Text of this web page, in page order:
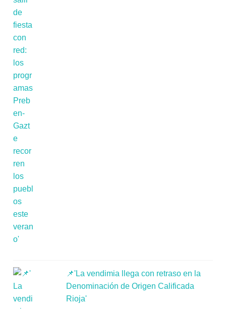
📌'La vendimia llega con retraso en la
Denominación de Origen Calificada
Rioja'